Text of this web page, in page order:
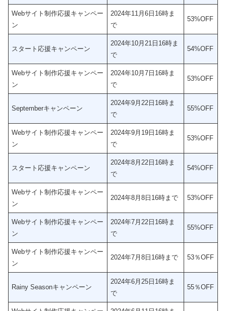
Webサイト制作応援キャンペー
ン
2024年11月6日16時ま
で
53%OFF
スタート応援キャンペーン
2024年10月21日16時ま
で
54%OFF
Webサイト制作応援キャンペー
ン
2024年10月7日16時ま
で
53%OFF
Septemberキャンペーン
2024年9月22日16時ま
で
55%OFF
Webサイト制作応援キャンペー
ン
2024年9月19日16時ま
で
53%OFF
スタート応援キャンペーン
2024年8月22日16時ま
で
54%OFF
Webサイト制作応援キャンペー
ン
2024年8月8日16時まで 53%OFF
Webサイト制作応援キャンペー
ン
2024年7月22日16時ま
で
55%OFF
Webサイト制作応援キャンペー
ン
2024年7月8日16時まで 53％OFF
Rainy Seasonキャンペーン
2024年6月25日16時ま
で
55％OFF